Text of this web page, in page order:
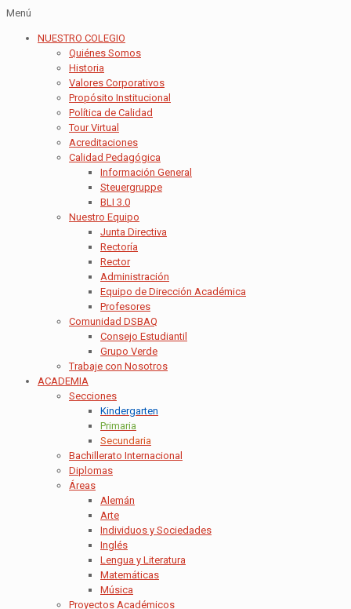
Menú
NUESTRO COLEGIO
Quiénes Somos
Historia
Valores Corporativos
Propósito Institucional
Política de Calidad
Tour Virtual
Acreditaciones
Calidad Pedagógica
Información General
Steuergruppe
BLI 3.0
Nuestro Equipo
Junta Directiva
Rectoría
Rector
Administración
Equipo de Dirección Académica
Profesores
Comunidad DSBAQ
Consejo Estudiantil
Grupo Verde
Trabaje con Nosotros
ACADEMIA
Secciones
Kindergarten
Primaria
Secundaria
Bachillerato Internacional
Diplomas
Áreas
Alemán
Arte
Individuos y Sociedades
Inglés
Lengua y Literatura
Matemáticas
Música
Proyectos Académicos